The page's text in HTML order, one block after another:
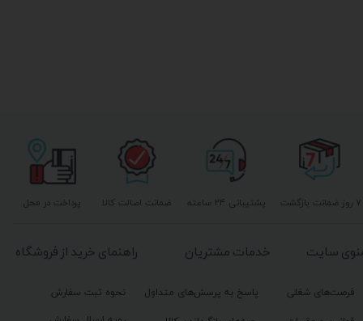
پشتیبانی ۲۴ ساعته پرداخت در محل ۷ روز ضمانت بازگشت ضمانت اصالت کالا
راهنمای خرید از فروشگاه
نحوه ثبت سفارش
خدمات مشتریان
پاسخ به پرسش‌های متداول
سایت
فرصت‌های شغلی